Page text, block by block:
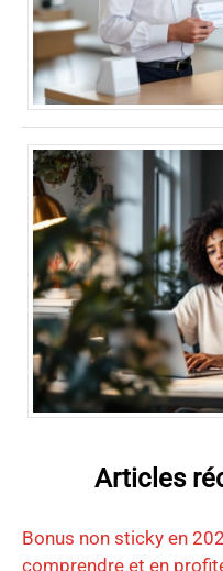
Articles
Bonus non sticky en
comprendre et en